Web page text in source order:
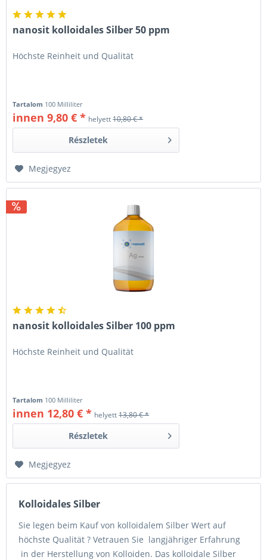
nanosit kolloidales Silber 50 ppm
Höchste Reinheit und Qualität
Tartalom 100 Milliliter
innen 9,80 € * helyett10,80 € *
Részletek
Megjegyez
nanosit kolloidales Silber 100 ppm
Höchste Reinheit und Qualität
Tartalom 100 Milliliter
innen 12,80 € * helyett13,80 € *
Részletek
Megjegyez
Kolloidales Silber
Sie legen beim Kauf von kolloidalem Silber Wert auf
höchste Qualität ? Vetrauen Sie langjähriger Erfahrung
in der Herstellung von Kolloiden. Das kolloidale Silber